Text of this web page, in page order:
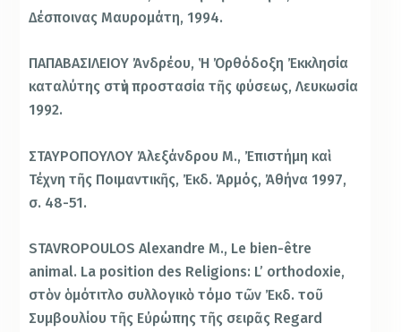
Δέσποινας Μαυρομάτη, 1994.
ΠΑΠΑΒΑΣΙΛΕΙΟΥ Ἀνδρέου, Ἡ Ὀρθόδοξη Ἐκκλησία
καταλύτης στὴν προστασία τῆς φύσεως, Λευκωσία
1992.
ΣΤΑΥΡΟΠΟΥΛΟΥ Ἀλεξάνδρου Μ., Ἐπιστήμη καὶ
Τέχνη τῆς Ποιμαντικῆς, Ἐκδ. Ἁρμός, Ἀθήνα 1997,
σ. 48-51.
STAVROPOULOS Alexandre M., Le bien-être
animal. La position des Religions: L’ orthodoxie,
στὸν ὁμότιτλο συλλογικὸ τόμο τῶν Ἐκδ. τοῦ
Συμβουλίου τῆς Εὐρώπης τῆς σειρᾶς Regard